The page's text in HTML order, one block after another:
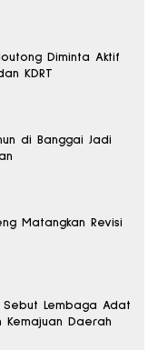
Diminta Aktif
KDRT
di Banggai Jadi
Matangkan Revisi
Sebut Lembaga Adat
Kemajuan Daerah